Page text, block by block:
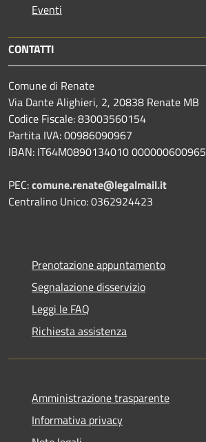
Eventi
CONTATTI
Comune di Renate
Via Dante Alighieri, 2, 20838 Renate MB
Codice Fiscale: 83003560154
Partita IVA: 00986090967
IBAN: IT64M0890134010 000000600965
PEC:comune.renate@legalmail.it
Centralino Unico: 0362924423
Prenotazione appuntamento
Segnalazione disservizio
Leggi le FAQ
Richiesta assistenza
Amministrazione trasparente
Informativa privacy